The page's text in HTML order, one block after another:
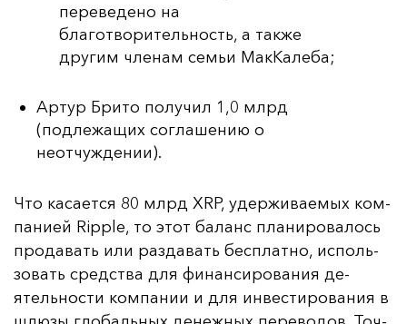
переведено на
благотворительность, а также
другим членам семьи МакКалеба;
Артур Брито получил 1,0 млрд
(подлежащих соглашению о
неотчуждении).
Что ка­са­ет­ся 80 млрд XRP, удер­жи­ва­емых ком­
па­ни­ей Ripple, то этот ба­ланс пла­ни­ро­ва­лось
про­да­вать или раз­да­вать бес­плат­но, ис­поль­
зо­вать средс­тва для фи­нан­си­ро­ва­ния де­
ятель­нос­ти ком­па­нии и для ин­вес­ти­ро­ва­ния в